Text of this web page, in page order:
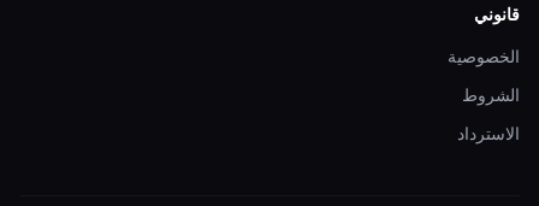
قانوني
الخصوصية
الشروط
الاسترداد